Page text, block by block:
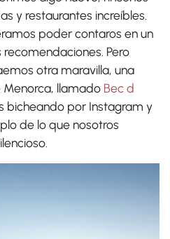
y restaurantes increíbles.
poder contaros en un
Pero
otra maravilla, una
Menorca, llamado Bec d
bicheando por Instagram y
de lo que nosotros